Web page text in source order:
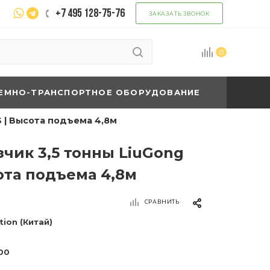
+7 495 128-75-76 ЗАКАЗАТЬ ЗВОНОК
0
ТРАНСПОРТНОЕ ОБОРУДОВАНИЕ
| Высота подъема 4,8м
3,5 тонны LiuGong
подъема 4,8м
СРАВНИТЬ
(Китай)